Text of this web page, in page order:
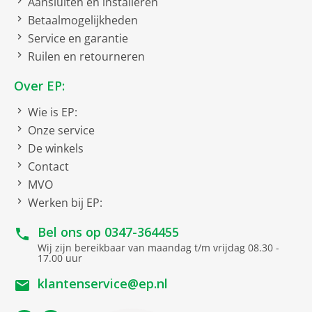
gelijkmatig wordt bereid.
Turbo hete lucht
Behoud de smaak.
De hete lucht wordt gelijkmatig rondom het voedsel
verdeeld waardoor gerechten heerlijk mals en sappig
worden bereid.
Jet Grill
Moeiteloos grillen.
Met het Jet Grill programma geniet je in een oogwenk
van heerlijk gegrilde gerechten.
Jet Defrost
Snel ontdooien.
Gebruik de unieke Jet Defrost functie om bevroren
voedsel snel en gelijkmatig te ontdooien in je
microgolfoven.
PrecisionBake
Extra functies
Hetelucht
Grill
Ontdooiprogramma
Warmhouden
Ontdooien brood
CrispFry
Meegeleverde toebehoren
Grillrooster
Crispplaat
Betaalmogelijkheden
Service en garantie
Ruilen en retourneren
Over EP:
Wie is EP:
Onze service
De winkels
Contact
MVO
Werken bij EP:
Bel ons op 0347-364455
Wij zijn bereikbaar van maandag t/m vrijdag 08.30 -
17.00 uur
klantenservice@ep.nl